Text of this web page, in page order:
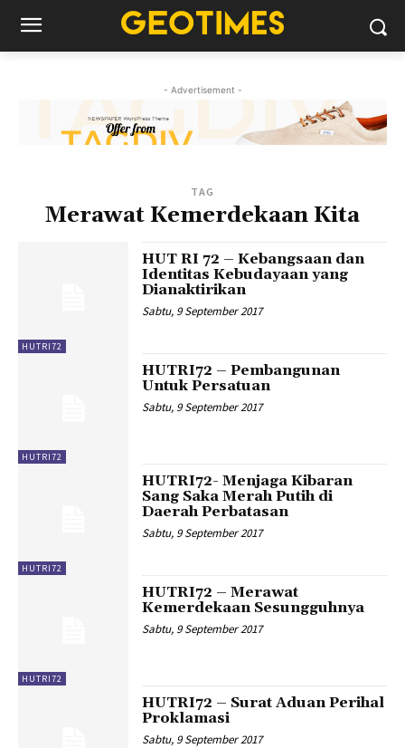
- Advertisement -
TAG
Merawat Kemerdekaan Kita
HUTRI72
HUT RI 72 – Kebangsaan dan
Identitas Kebudayaan yang
Dianaktirikan
Sabtu, 9 September 2017
HUTRI72
HUTRI72 – Pembangunan
Untuk Persatuan
Sabtu, 9 September 2017
HUTRI72
HUTRI72- Menjaga Kibaran
Sang Saka Merah Putih di
Daerah Perbatasan
Sabtu, 9 September 2017
HUTRI72
HUTRI72 – Merawat
Kemerdekaan Sesungguhnya
Sabtu, 9 September 2017
HUTRI72 – Surat Aduan Perihal
Proklamasi
Sabtu, 9 September 2017